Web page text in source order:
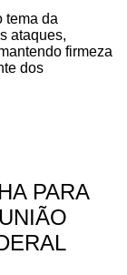
tema da
ataques,
firmeza
dos
PARA